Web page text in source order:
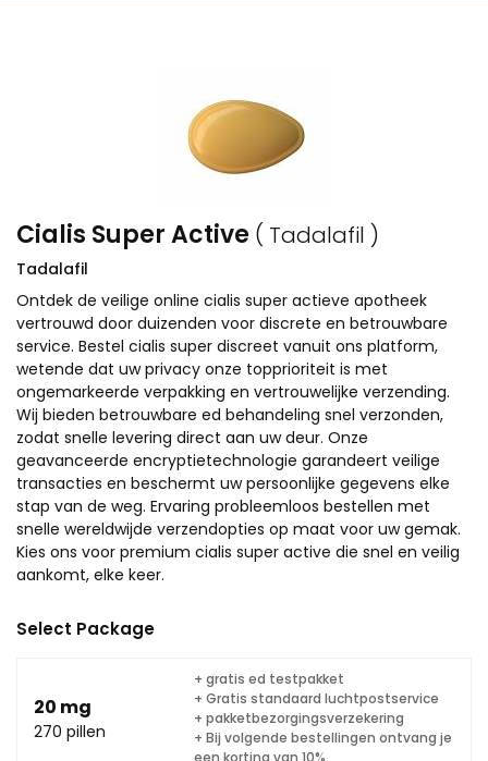
Cialis Super Active ( Tadalafil )
Tadalafil
Ontdek de veilige online cialis super actieve apotheek
vertrouwd door duizenden voor discrete en betrouwbare
service. Bestel cialis super discreet vanuit ons platform,
wetende dat uw privacy onze topprioriteit is met
ongemarkeerde verpakking en vertrouwelijke verzending.
Wij bieden betrouwbare ed behandeling snel verzonden,
zodat snelle levering direct aan uw deur. Onze
geavanceerde encryptietechnologie garandeert veilige
transacties en beschermt uw persoonlijke gegevens elke
stap van de weg. Ervaring probleemloos bestellen met
snelle wereldwijde verzendopties op maat voor uw gemak.
Kies ons voor premium cialis super active die snel en veilig
aankomt, elke keer.
Select Package
20 mg
270 pillen
+ gratis ed testpakket
+ Gratis standaard luchtpostservice
+ pakketbezorgingsverzekering
+ Bij volgende bestellingen ontvang je
een korting van 10%.